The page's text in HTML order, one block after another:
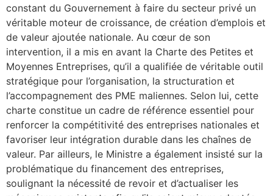
constant du Gouvernement à faire du secteur privé un
véritable moteur de croissance, de création d’emplois et
de valeur ajoutée nationale. Au cœur de son
intervention, il a mis en avant la Charte des Petites et
Moyennes Entreprises, qu’il a qualifiée de véritable outil
stratégique pour l’organisation, la structuration et
l’accompagnement des PME maliennes. Selon lui, cette
charte constitue un cadre de référence essentiel pour
renforcer la compétitivité des entreprises nationales et
favoriser leur intégration durable dans les chaînes de
valeur. Par ailleurs, le Ministre a également insisté sur la
problématique du financement des entreprises,
soulignant la nécessité de revoir et d’actualiser les